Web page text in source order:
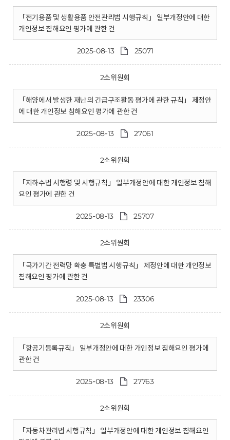
「전기용품 및 생활용품 안전관리법 시행규칙」 일부개정안에 대한
개인정보 침해요인 평가에 관한 건
2025-08-13 25071
2소위원회
「해양에서 발생한 재난의 긴급구조활동 평가에 관한 규칙」 제정안
에 대한 개인정보 침해요인 평가에 관한 건
2025-08-13 27061
2소위원회
「지하수법 시행령 및 시행규칙」 일부개정안에 대한 개인정보 침해
요인 평가에 관한 건
2025-08-13 25707
2소위원회
「국가기간 전력망 확충 특별법 시행규칙」 제정안에 대한 개인정보
침해요인 평가에 관한 건
2025-08-13 23306
2소위원회
「항공기등록규칙」 일부개정안에 대한 개인정보 침해요인 평가에
관한 건
2025-08-13 27763
2소위원회
「자동차관리법 시행규칙」 일부개정안에 대한 개인정보 침해요인